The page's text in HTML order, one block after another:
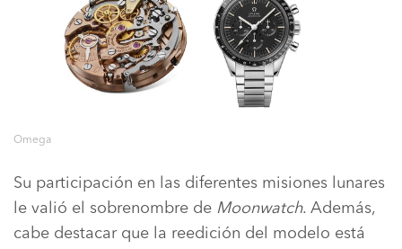
Omega
Su participación en las diferentes misiones lunares
le valió el sobrenombre de Moonwatch. Además,
cabe destacar que la reedición del modelo está